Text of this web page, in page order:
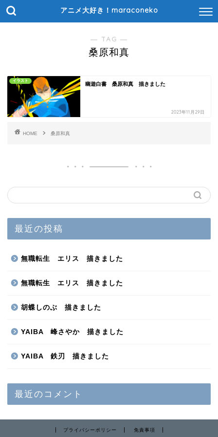
アニメ大好き！maraconeko
― TAG ―
桑原和真
イラスト
幽遊白書 桑原和真 描きました
2023年11月29日
HOME 桑原和真
最近の投稿
無職転生 エリス 描きました
無職転生 エリス 描きました
胡蝶しのぶ 描きました
YAIBA 峰さやか 描きました
YAIBA 鉄刃 描きました
最近のコメント
プライバシーポリシー 免責事項